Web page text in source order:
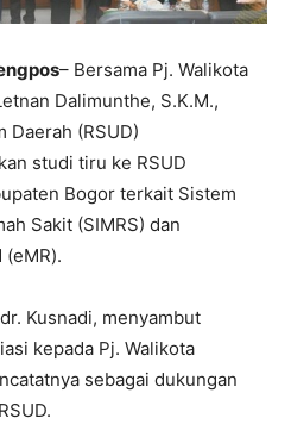
– Bersama Pj. Walikota
Dalimunthe, S.K.M.,
Daerah (RSUD)
studi tiru ke RSUD
Bogor terkait Sistem
Sakit (SIMRS) dan
Kusnadi, menyambut
kepada Pj. Walikota
sebagai dukungan